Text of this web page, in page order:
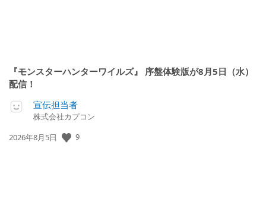
『モンスターハンターワイルズ』 序盤体験版が8月5日（水）
配信！
宣伝担当者
株式会社カプコン
公
2026年8月5日 9